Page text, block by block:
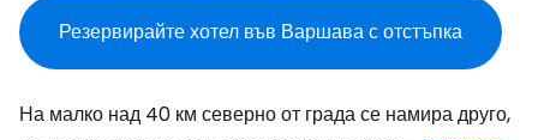
Резервирайте хотел във Варшава с отстъпка
На малко над 40 км северно от града се намира друго,